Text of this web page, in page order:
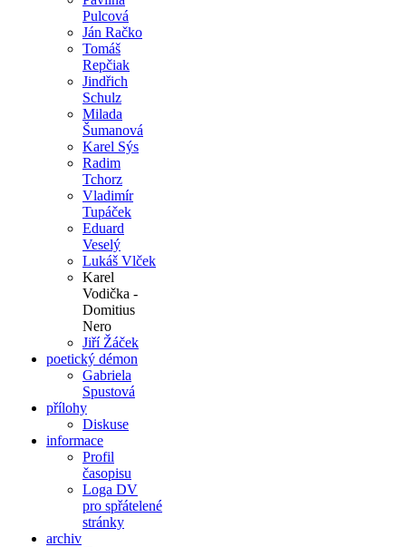
Pulcová
Ján Račko
Tomáš
Repčiak
Jindřich
Schulz
Milada
Šumanová
Karel Sýs
Radim
Tchorz
Vladimír
Tupáček
Eduard
Veselý
Lukáš Vlček
Karel
Vodička -
Domitius
Nero
Jiří Žáček
poetický démon
Gabriela
Spustová
přílohy
Diskuse
informace
Profil
časopisu
Loga DV
pro spřátelené
stránky
archiv